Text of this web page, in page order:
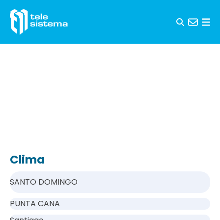
Clima
SANTO DOMINGO
PUNTA CANA